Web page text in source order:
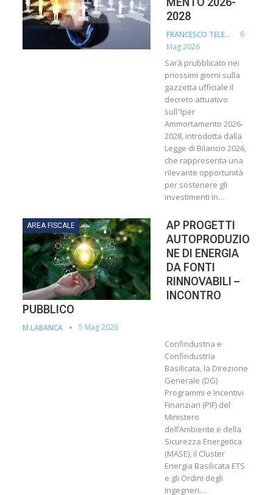
2028
FRANCESCO TELESCA
6
Mag 2026
Sarà prubblicato nei
priossimi giorni sulla
gazzetta ufficiale il
decreto attuativo
sull'’Iper
Ammortamento 2026-
2028, introdotta dalla
Legge di Bilancio 2026,
che rappresenta una
rilevante opportunità
per sostenere gli
investimenti in…
AREA FISCALE
AP PROGETTI
AUTOPRODUZIO
NE DI ENERGIA
DA FONTI
RINNOVABILI –
INCONTRO
PUBBLICO
M.LABANCA 5 Mag 2026
Confindustria e
Confindustria
Basilicata, la Direzione
Generale (DG)
Programmi e Incentivi
Finanziari (PIF) del
Ministero
dell’Ambiente e della
Sicurezza Energetica
(MASE), il Cluster
Energia Basilicata ETS
e gli Ordini degli
Ingegneri…